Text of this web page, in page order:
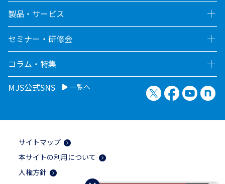
製品・サービス
セミナー・研修会
コラム・特集
MJS公式SNS
一覧へ X（旧Twitter）
Facebook
サイトマップ
本サイトの利用について
人権方針